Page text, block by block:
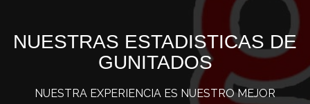
NUESTRAS ESTADISTICAS DE
GUNITADOS
NUESTRA EXPERIENCIA ES NUESTRO MEJOR